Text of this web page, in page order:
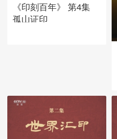
《印刻百年》 第4集
孤山证印